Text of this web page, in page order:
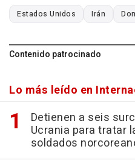
Estados Unidos Irán
Contenido patrocinado
Lo más leído en
Detienen a seis
Ucrania para tratar
soldados